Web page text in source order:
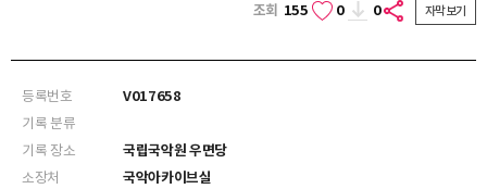
조회 155 0 0 자막보기
등록번호
V017658
기록 분류
기록 장소
국립국악원 우면당
소장처
국악아카이브실